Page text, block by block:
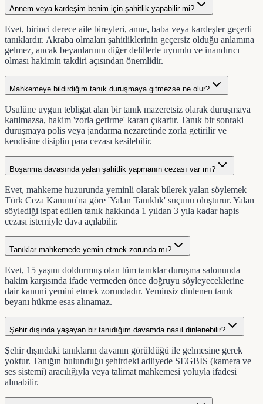
Annem veya kardeşim benim için şahitlik yapabilir mi?
Evet, birinci derece aile bireyleri, anne, baba veya kardeşler geçerli
tanıklardır. Akraba olmaları şahitliklerinin geçersiz olduğu anlamına
gelmez, ancak beyanlarının diğer delillerle uyumlu ve inandırıcı
olması hakimin takdiri açısından önemlidir.
Mahkemeye bildirdiğim tanık duruşmaya gitmezse ne olur?
Usulüne uygun tebligat alan bir tanık mazeretsiz olarak duruşmaya
katılmazsa, hakim 'zorla getirme' kararı çıkartır. Tanık bir sonraki
duruşmaya polis veya jandarma nezaretinde zorla getirilir ve
kendisine disiplin para cezası kesilebilir.
Boşanma davasında yalan şahitlik yapmanın cezası var mı?
Evet, mahkeme huzurunda yeminli olarak bilerek yalan söylemek
Türk Ceza Kanunu'na göre 'Yalan Tanıklık' suçunu oluşturur. Yalan
söylediği ispat edilen tanık hakkında 1 yıldan 3 yıla kadar hapis
cezası istemiyle dava açılabilir.
Tanıklar mahkemede yemin etmek zorunda mı?
Evet, 15 yaşını doldurmuş olan tüm tanıklar duruşma salonunda
hakim karşısında ifade vermeden önce doğruyu söyleyeceklerine
dair kanuni yemini etmek zorundadır. Yeminsiz dinlenen tanık
beyanı hükme esas alınamaz.
Şehir dışında yaşayan bir tanıdığım davamda nasıl dinlenebilir?
Şehir dışındaki tanıkların davanın görüldüğü ile gelmesine gerek
yoktur. Tanığın bulunduğu şehirdeki adliyede SEGBİS (kamera ve
ses sistemi) aracılığıyla veya talimat mahkemesi yoluyla ifadesi
alınabilir.